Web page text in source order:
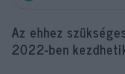
Az ehhez
2022-ben